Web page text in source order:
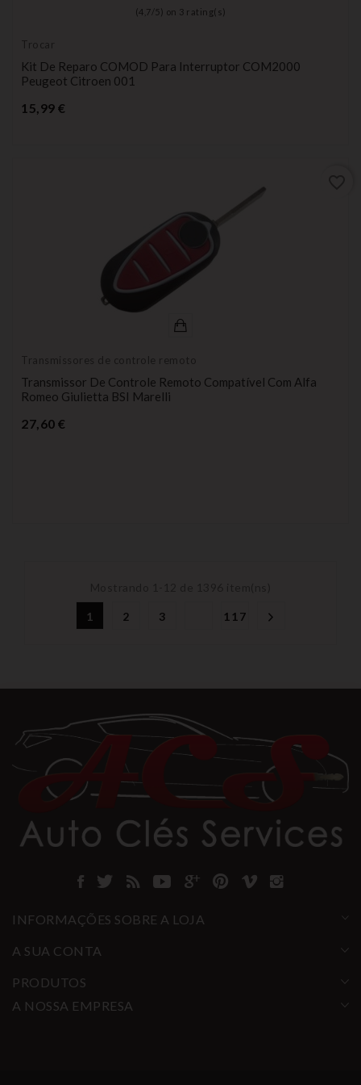
(4,7 / 5) on 3 rating(s)
Trocar
Kit De Reparo COMOD Para Interruptor COM2000
Peugeot Citroen 001
15,99 €
Transmissores de controle remoto
Transmissor De Controle Remoto Compatível Com Alfa
Romeo Giulietta BSI Marelli
27,60 €
1 2 3 117
INFORMAÇÕES SOBRE A LOJA
A SUA CONTA
PRODUTOS
A NOSSA EMPRESA